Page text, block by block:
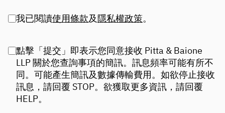
我已閱讀使用條款及隱私權政策。
點擊「提交」即表示您同意接收 Pitta & Baione
LLP 關於您查詢事項的簡訊。訊息頻率可能有所不
同。可能產生簡訊及數據傳輸費用。如欲停止接收
訊息，請回覆 STOP。欲獲取更多資訊，請回覆
HELP。